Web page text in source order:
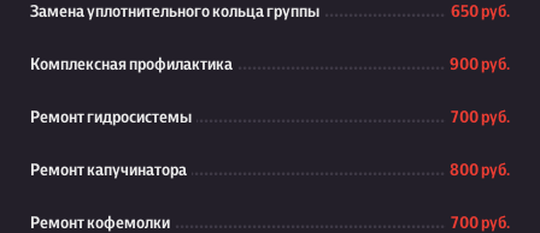
Замена уплотнительного кольца группы 650 руб.
Комплексная профилактика 900 руб.
Ремонт гидросистемы 700 руб.
Ремонт капучинатора 800 руб.
Ремонт кофемолки 700 руб.